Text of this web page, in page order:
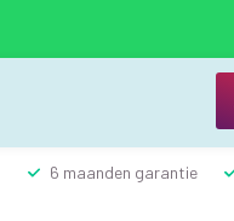
6 maanden garantie